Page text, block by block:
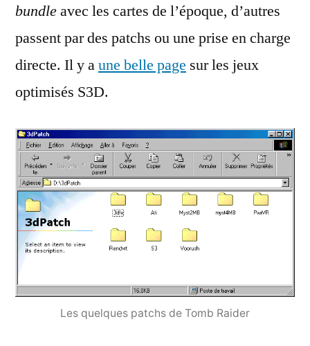
bundleavec les cartes de l’époque, d’autres
passent par des patchs ou une prise en charge
directe. Il y aune belle page sur les jeux
optimisés S3D.
Les quelques patchs de Tomb Raider